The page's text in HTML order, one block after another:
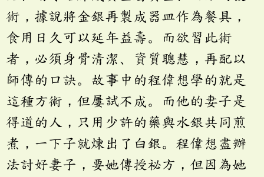
術，據說將金銀再製成器皿作為餐具，
食用日久可以延年益壽。而欲習此術
者，必須身骨清潔、資質聰慧，再配以
師傳的口訣。故事中的程偉想學的就是
這種方術，但屢試不成。而他的妻子是
得道的人，只用少許的藥與水銀共同煎
煮，一下子就煉出了白銀。程偉想盡辦
法討好妻子，要她傳授祕方，但因為她